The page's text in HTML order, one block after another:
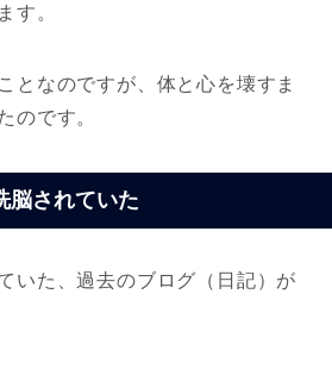
す。
となのですが、体と心を壊すま
のです。
脳されていた
いた、過去のブログ（日記）が